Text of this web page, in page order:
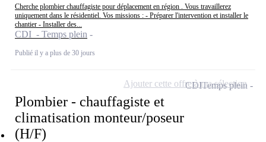
Cherche plombier chauffagiste pour déplacement en région . Vous travaillerez
uniquement dans le résidentiel. Vos missions : - Préparer l'intervention et installer le
chantier - Installer des...
CDI - Temps plein
Publié il y a plus de 30 jours
Plombier - chauffagiste et
climatisation monteur/poseur
(H/F)
CDITemps plein
Ajouter cette offre à ma sélection